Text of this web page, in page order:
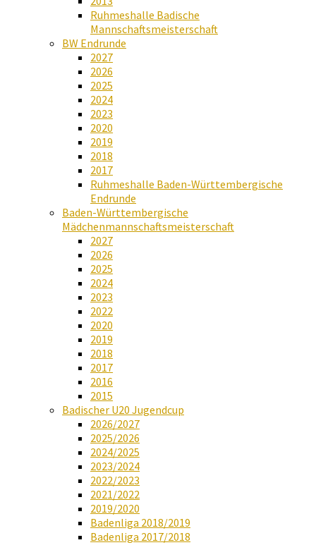
Ruhmeshalle Badische
Mannschaftsmeisterschaft
BW Endrunde
2027
2026
2025
2024
2023
2020
2019
2018
2017
Ruhmeshalle Baden-Württembergische
Endrunde
Baden-Württembergische
Mädchenmannschaftsmeisterschaft
2027
2026
2025
2024
2023
2022
2020
2019
2018
2017
2016
2015
Badischer U20 Jugendcup
2026/2027
2025/2026
2024/2025
2023/2024
2022/2023
2021/2022
2019/2020
Badenliga 2018/2019
Badenliga 2017/2018